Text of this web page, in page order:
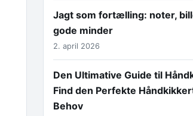
Jagt som fortælling: noter,
gode minder
2. april 2026
Den Ultimative Guide til
Find den Perfekte
Behov